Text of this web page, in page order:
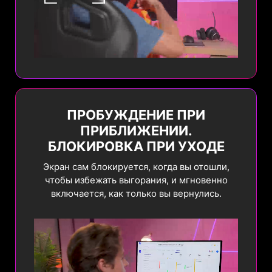
ПРОБУЖДЕНИЕ ПРИ
ПРИБЛИЖЕНИИ.
БЛОКИРОВКА ПРИ УХОДЕ
Экран сам блокируется, когда вы отошли,
чтобы избежать выгорания, и мгновенно
включается, как только вы вернулись.
ПАНЕЛИ
ЗАДАЧ
автоматически
для предотвращения
выгорания пикселей.
НЕСКОЛЬКИХ
ЛОГОТИПОВ
Система
автоматически
снижает их яркость
для защиты панели.
СДВИГ
ЗАЩИТА
Предыдущая Новая
Подробнее